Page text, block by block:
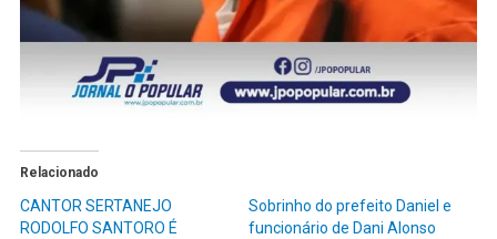
Relacionado
CANTOR SERTANEJO
RODOLFO SANTORO É
Sobrinho do prefeito Daniel e
funcionário de Dani Alonso